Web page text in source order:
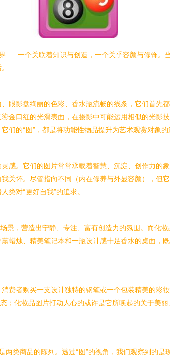
——一个关联着知识与创造，一个关乎容颜与修饰。
眼影盘绚丽的色彩、香水瓶流畅的线条，它们首先
金口红的光滑表面，在摄影中可能运用相似的光影
的“图”，都是将功能性物品提升为艺术观赏对象的
感。它们的图片常常承载着智慧、沉淀、创作力的
怀。尽管指向不同（内在修养与外显容颜），但
类对“更好自我”的追求。
景，营造出宁静、专注、富有创造力的氛围。而化
蜡烛、精美笔记本和一瓶设计感十足香水的桌面，
费者购买一支设计独特的钢笔或一个包装精美的彩
；化妆品图片打动人心的或许是它所唤起的关于美
两类商品的陈列。透过“图”的视角，我们观察到的